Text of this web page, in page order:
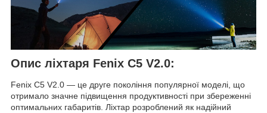
Опис ліхтаря Fenix C5 V2.0:
Fenix C5 V2.0 — це друге покоління популярної моделі, що
отримало значне підвищення продуктивності при збереженні
оптимальних габаритів. Ліхтар розроблений як надійний